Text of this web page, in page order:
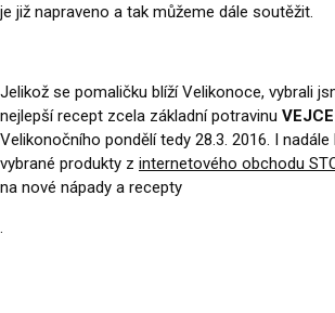
je již napraveno a tak můžeme dále soutěžit.
Jelikož se pomaličku blíží Velikonoce, vybrali
nejlepší recept zcela základní potravinu VEJCE
Velikonočního pondělí tedy 28.3. 2016. I
vybrané produkty z internetového obchodu
na nové nápady a recepty
.